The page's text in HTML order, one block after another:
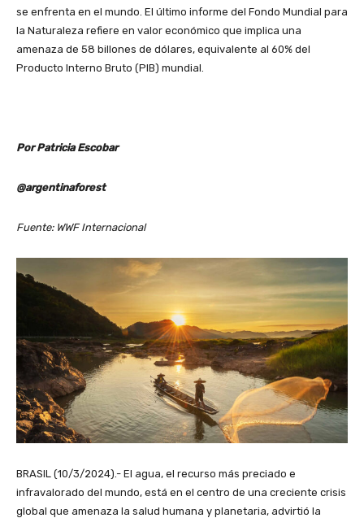
se enfrenta en el mundo. El último informe del Fondo Mundial para
la Naturaleza refiere en valor económico que implica una
amenaza de 58 billones de dólares, equivalente al 60% del
Producto Interno Bruto (PIB) mundial.
Por Patricia Escobar
@argentinaforest
Fuente: WWF Internacional
BRASIL (10/3/2024).- El agua, el recurso más preciado e
infravalorado del mundo, está en el centro de una creciente crisis
global que amenaza la salud humana y planetaria, advirtió la